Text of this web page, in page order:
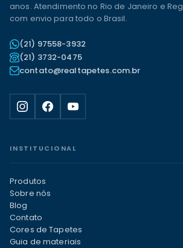
anos. Atendimento no Rio de Janeiro e
com envio para todo o Brasil.
(21) 97558-3932
(21) 3732-0475
contato@realtapetes.com.br
INSTITUCIONAL
Produtos
Sobre nós
Blog
Contato
Cores de Tapetes
Guia de materiais